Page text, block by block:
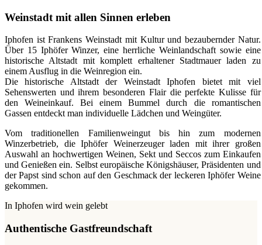
Weinstadt mit allen Sinnen erleben
Iphofen ist Frankens Weinstadt mit Kultur und bezaubernder Natur.
Über 15 Iphöfer Winzer, eine herrliche Weinlandschaft sowie eine
historische Altstadt mit komplett erhaltener Stadtmauer laden zu
einem Ausflug in die Weinregion ein.
Die historische Altstadt der Weinstadt Iphofen bietet mit viel
Sehenswerten und ihrem besonderen Flair die perfekte Kulisse für
den Weineinkauf. Bei einem Bummel durch die romantischen
Gassen entdeckt man individuelle Lädchen und Weingüter.
Vom traditionellen Familienweingut bis hin zum modernen
Winzerbetrieb, die Iphöfer Weinerzeuger laden mit ihrer großen
Auswahl an hochwertigen Weinen, Sekt und Seccos zum Einkaufen
und Genießen ein. Selbst europäische Königshäuser, Präsidenten und
der Papst sind schon auf den Geschmack der leckeren Iphöfer Weine
gekommen.
In Iphofen wird wein gelebt
Authentische Gastfreundschaft